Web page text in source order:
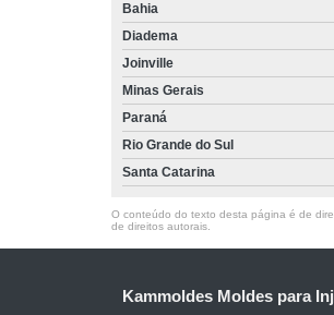
Bahia
Diadema
Joinville
Minas Gerais
Paraná
Rio Grande do Sul
Santa Catarina
O conteúdo do texto desta página é de
de direitos autorais
Kammoldes Moldes para